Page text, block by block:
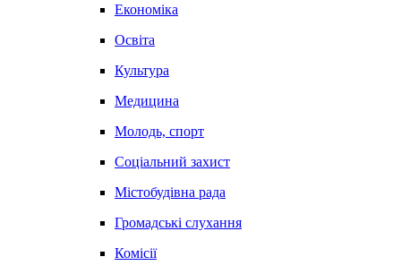
Економіка
Освіта
Культура
Медицина
Молодь, спорт
Соціальний захист
Містобудівна рада
Громадські слухання
Комісії